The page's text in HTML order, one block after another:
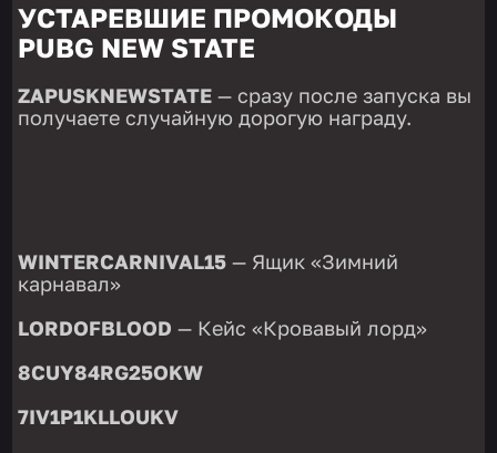
УСТАРЕВШИЕ ПРОМОКОДЫ
PUBG NEW STATE
ZAPUSKNEWSTATE — сразу после запуска вы
получаете случайную дорогую награду.
WINTERCARNIVAL15 — Ящик «Зимний
карнавал»
LORDOFBLOOD — Кейс «Кровавый лорд»
8CUY84RG25OKW
7IV1P1KLLOUKV